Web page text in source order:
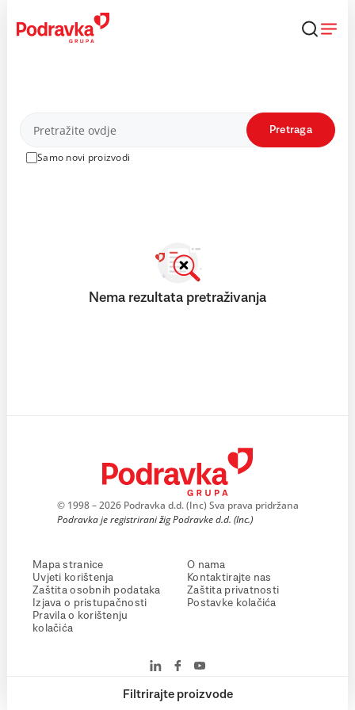
content
Proizvodi
Samo novi proizvodi
Pretraga
Filtrirajte proizvode
Nema rezultata pretraživanja
© 1998 – 2026 Podravka d.d. (Inc) Sva prava pridržana
Podravka je registrirani žig Podravke d.d. (Inc.)
Mapa stranice
Uvjeti korištenja
Zaštita osobnih podataka
Izjava o pristupačnosti
Pravila o korištenju
kolačića
O nama
Kontaktirajte nas
Zaštita privatnosti
Postavke kolačića